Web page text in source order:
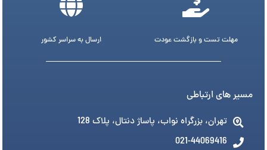
مهلت تست و بازگشت عودت ارسال به سراسر کشور
مسیر های ارتباطی
تهران، بزرگراه نواب، پاساژ دنتال، پلاک 128
021-44069416